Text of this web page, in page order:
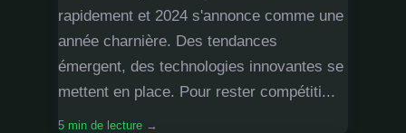
rapidement et 2024 s'annonce comme une
année charnière. Des tendances
émergent, des technologies innovantes se
mettent en place. Pour rester compétiti...
5 min de lecture →